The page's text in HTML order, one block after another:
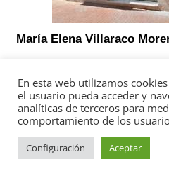
María Elena Villaraco
Calle Tinte, 3, 28801 Alcalá de
Alcalá de Henares, Madrid
918 78 76 09
En esta web utilizamos
el usuario pueda acceder y
analíticas de terceros para
comportamiento de los
Configuración Aceptar